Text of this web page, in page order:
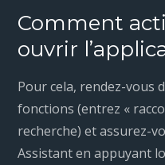
Comment
ouvrir
Pour cela, rendez-vous
fonctions (entrez «
recherche) et assurez-
Assistant en appuyant